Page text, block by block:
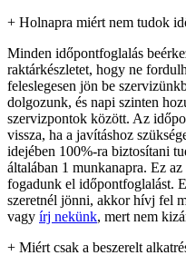
+ Holnapra miért nem tudok
Minden időpontfoglalás
raktárkészletet, hogy ne
feleslegesen jön be
dolgozunk, és napi szinten
szervizpontok között. Az
vissza, ha a javításhoz
idejében 100%-ra biztosítani
általában 1 munkanapra. Ez
fogadunk el időpontfoglalást.
szeretnél jönni, akkor hívj fel
vagy írj nekünk, mert nem
+ Miért csak a beszerelt